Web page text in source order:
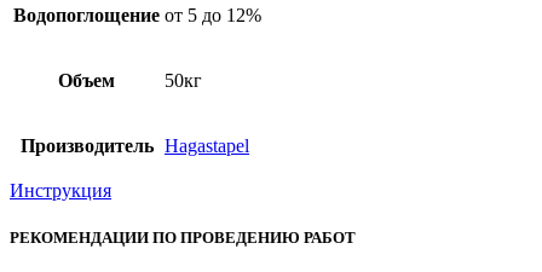
Водопоглощение от 5 до 12%
Объем 50кг
Производитель Hagastapel
Инструкция
РЕКОМЕНДАЦИИ ПО ПРОВЕДЕНИЮ РАБОТ